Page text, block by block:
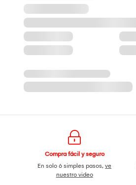
Compra fácil y seguro
En solo 6 simples pasos,ve
nuestro video